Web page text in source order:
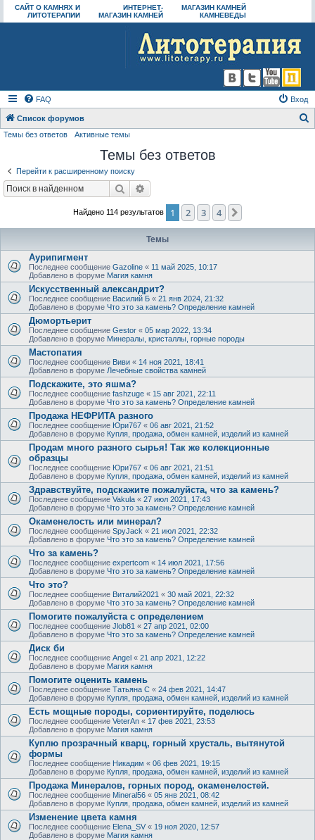
САЙТ О КАМНЯХ И
ЛИТОТЕРАПИИ
ИНТЕРНЕТ-
МАГАЗИН КАМНЕЙ
МАГАЗИН КАМНЕЙ
КАМНЕВЕДЫ
FAQ Вход
Список форумов
Темы без ответов Активные темы
Темы без ответов
Перейти к расширенному поиску
Поиск
Найдено 114 результатов 1 2 3 4
Темы
Аурипигмент
Последнее сообщение Gazoline « 11 май 2025, 10:17
Добавлено в форуме Магия камня
Искусственный александрит?
Последнее сообщение Василий Б « 21 янв 2024, 21:32
Добавлено в форуме Что это за камень? Определение камней
Дюмортьерит
Последнее сообщение Gestor « 05 мар 2022, 13:34
Добавлено в форуме Минералы, кристаллы, горные породы
Мастопатия
Последнее сообщение Виви « 14 ноя 2021, 18:41
Добавлено в форуме Лечебные свойства камней
Подскажите, это яшма?
Последнее сообщение fashzuge « 15 авг 2021, 22:11
Добавлено в форуме Что это за камень? Определение камней
Продажа НЕФРИТА разного
Последнее сообщение Юри767 « 06 авг 2021, 21:52
Добавлено в форуме Купля, продажа, обмен камней, изделий из камней
Продам много разного сырья! Так же колекционные
образцы
Последнее сообщение Юри767 « 06 авг 2021, 21:51
Добавлено в форуме Купля, продажа, обмен камней, изделий из камней
Здравствуйте, подскажите пожалуйста, что за камень?
Последнее сообщение Vakula « 27 июл 2021, 17:43
Добавлено в форуме Что это за камень? Определение камней
Окаменелость или минерал?
Последнее сообщение SpyJack « 21 июл 2021, 22:32
Добавлено в форуме Что это за камень? Определение камней
Что за камень?
Последнее сообщение expertcom « 14 июл 2021, 17:56
Добавлено в форуме Что это за камень? Определение камней
Что это?
Последнее сообщение Виталий2021 « 30 май 2021, 22:32
Добавлено в форуме Что это за камень? Определение камней
Помогите пожалуйста с определением
Последнее сообщение Jlob81 « 27 апр 2021, 02:00
Добавлено в форуме Что это за камень? Определение камней
Диск би
Последнее сообщение Angel « 21 апр 2021, 12:22
Добавлено в форуме Магия камня
Помогите оценить камень
Последнее сообщение Татьяна С « 24 фев 2021, 14:47
Добавлено в форуме Купля, продажа, обмен камней, изделий из камней
Есть мощные породы, сориентируйте, поделюсь
Последнее сообщение VeterAn « 17 фев 2021, 23:53
Добавлено в форуме Магия камня
Куплю прозрачный кварц, горный хрусталь, вытянутой
формы
Последнее сообщение Никадим « 06 фев 2021, 19:15
Добавлено в форуме Купля, продажа, обмен камней, изделий из камней
Продажа Минералов, горных пород, окаменелостей.
Последнее сообщение Mineral56 « 05 янв 2021, 08:42
Добавлено в форуме Купля, продажа, обмен камней, изделий из камней
Изменение цвета камня
Последнее сообщение Elena_SV « 19 ноя 2020, 12:57
Добавлено в форуме Магия камня